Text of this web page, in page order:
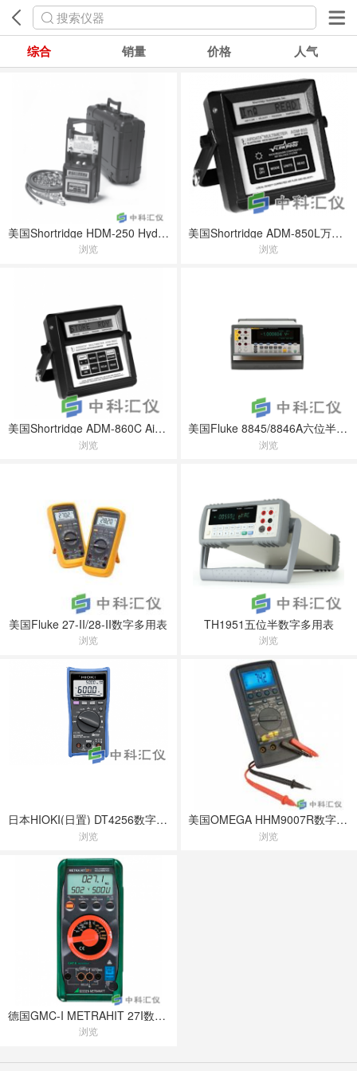
搜索仪器
综合 销量 价格 人气
美国Shortridge HDM-250 HydroData万用表
浏览
美国Shortridge ADM-850L万用表
浏览
美国Shortridge ADM-860C AirData万用表
浏览
美国Fluke 8845/8846A六位半数字多用表
浏览
美国Fluke 27-II/28-II数字多用表
浏览
TH1951五位半数字多用表
浏览
日本HIOKI(日置) DT4256数字万用表
浏览
美国OMEGA HHM9007R数字万用表
浏览
德国GMC-I METRAHIT 27I数字多用表
浏览